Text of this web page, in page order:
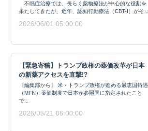
不眠症治療では、長らく薬物療法が中心的な役割を
果たしてきたが、近年、認知行動療法（CBT-I）がそ...
2026/06/01 05:00:00
【緊急寄稿】トランプ政権の薬価改革が日本
の新薬アクセスを直撃!?
〔編集部から〕 米・トランプ政権が進める最恵国待遇
（MFN）薬価制度で日本が参照国に指定されたこと
で...
2026/05/21 06:00:00